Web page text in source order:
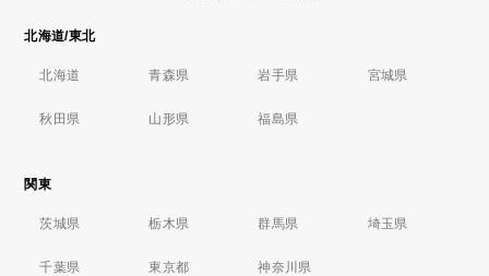
北海道/東北
北海道 青森県 岩手県 宮城県
秋田県 山形県 福島県
関東
茨城県 栃木県 群馬県 埼玉県
千葉県 東京都 神奈川県